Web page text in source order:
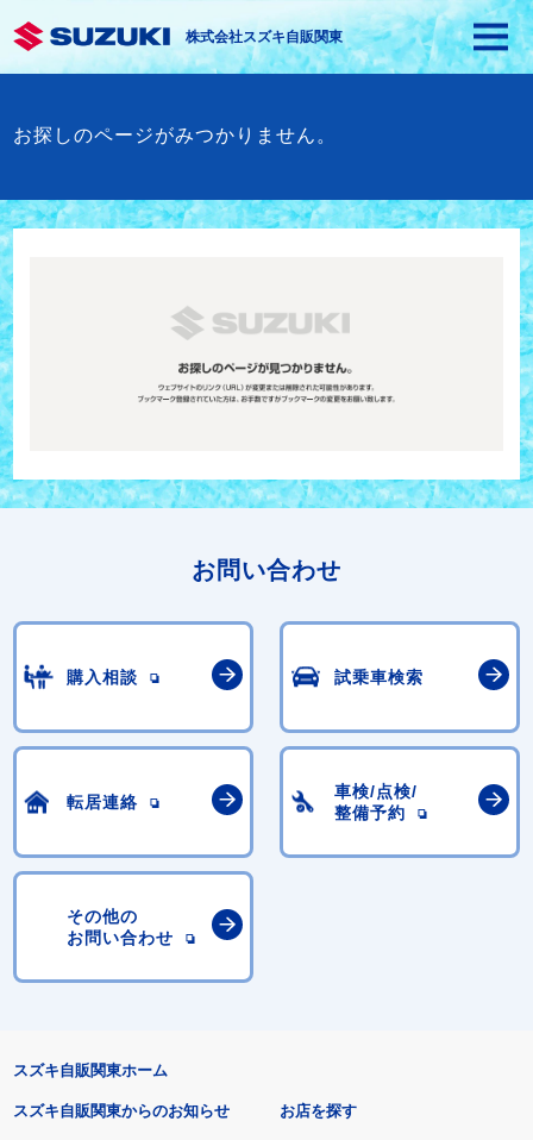
株式会社スズキ自販関東
お探しのページがみつかりません。
お問い合わせ
購入相談 試乗車検索
転居連絡
車検/点検/
整備予約
その他の
お問い合わせ
スズキ自販関東ホーム
スズキ自販関東からのお知らせ お店を探す